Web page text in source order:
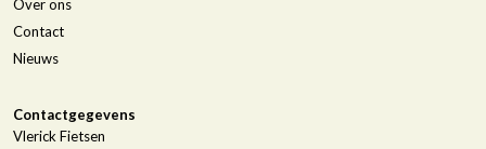
Over ons
Contact
Nieuws
Contactgegevens
Vlerick Fietsen